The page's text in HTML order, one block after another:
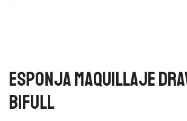
Esponja Maquillaje
Bifull